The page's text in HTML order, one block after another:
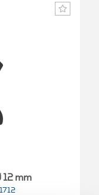
12 mm